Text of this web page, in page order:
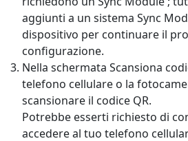
aggiunti a un sistema Sync
dispositivo per continuare il
configurazione.
Nella schermata Scansiona
telefono cellulare o la
scansionare il codice QR.
Potrebbe esserti richiesto di
accedere al tuo telefono